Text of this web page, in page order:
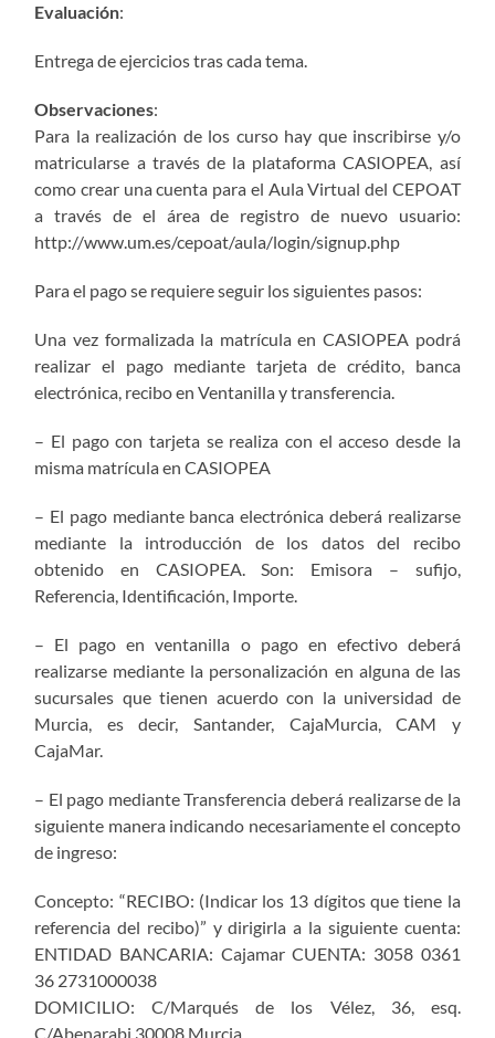
Evaluación:
Entrega de ejercicios tras cada tema.
Observaciones:
Para la realización de los curso hay que inscribirse y/o
matricularse a través de la plataforma CASIOPEA, así
como crear una cuenta para el Aula Virtual del CEPOAT
a través de el área de registro de nuevo usuario:
http://www.um.es/cepoat/aula/login/signup.php
Para el pago se requiere seguir los siguientes pasos:
Una vez formalizada la matrícula en CASIOPEA podrá
realizar el pago mediante tarjeta de crédito, banca
electrónica, recibo en Ventanilla y transferencia.
– El pago con tarjeta se realiza con el acceso desde la
misma matrícula en CASIOPEA
– El pago mediante banca electrónica deberá realizarse
mediante la introducción de los datos del recibo
obtenido en CASIOPEA. Son: Emisora – sufijo,
Referencia, Identificación, Importe.
– El pago en ventanilla o pago en efectivo deberá
realizarse mediante la personalización en alguna de las
sucursales que tienen acuerdo con la universidad de
Murcia, es decir, Santander, CajaMurcia, CAM y
CajaMar.
– El pago mediante Transferencia deberá realizarse de la
siguiente manera indicando necesariamente el concepto
de ingreso:
Concepto: “RECIBO: (Indicar los 13 dígitos que tiene la
referencia del recibo)” y dirigirla a la siguiente cuenta:
ENTIDAD BANCARIA: Cajamar CUENTA: 3058 0361
36 2731000038
DOMICILIO: C/Marqués de los Vélez, 36, esq.
C/Abenarabi 30008 Murcia